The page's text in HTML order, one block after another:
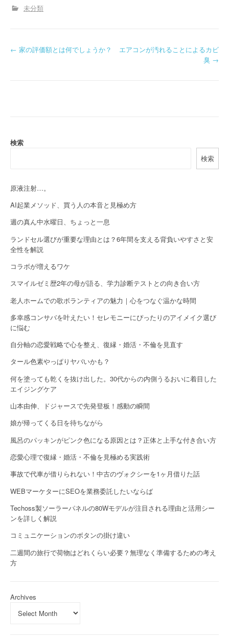
未分類
P
a
i
g
a
t
i
o
n
← 家の評価額とは何でしょうか？
エアコンが汚れることによるカビ
臭 →
検索
検索
原液注射…。
AI起業メソッド、買う人の本音と見極め方
週の真ん中水曜日、ちょっと一息
ランドセル選びが重要な理由とは？6年間を支える背負いやすさと安
全性を解説
コラボが増えるワケ
スマイルゼミ歴2年の母が語る、学力診断テストとの向き合い方
老人ホームでの歌ボランティアの魅力｜心をつなぐ温かな時間
多幸感コンサバを叶えたい！セレモニーにぴったりのアイメイク選び
に悩む
自分軸の恋愛戦略で心を整え、復縁・婚活・不倫を見直す
タール色素やっぱりヤバいかも？
何を塗っても乾くを抜け出した。30代からの内側うるおいに着目した
エイジングケア
山本由伸、ドジャースで先発登板！感動の瞬間
娘が帰ってくる日を待ちながら
風呂のパッキンがピンク色になる原因とは？正体と上手な付き合い方
恋愛心理で復縁・婚活・不倫を見極める実践術
事故で代車が借りられない！中古のヴォクシーを1ヶ月借りた話
WEBマーケターにSEOを業務委託したいならば
Techoss製ソーラーパネルの80Wモデルが注目される理由と活用シー
ンを詳しく解説
コミュニケーションのボタンの掛け違い
二週間の旅行で荷物はどれくらい必要？無理なく準備するための考え
方
Archives